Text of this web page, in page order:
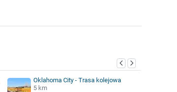
Oklahoma City - Trasa kolejowa
5 km